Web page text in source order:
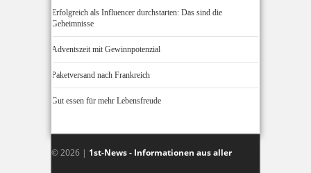
Erfolgreich als Influencer durchstarten: Das sind die
Geheimnisse
Adventszeit mit Gewinnpotenzial
Paketversand nach Frankreich
Gut essen für mehr Lebensfreude
© 2026 | 1st-News - Informationen aus aller